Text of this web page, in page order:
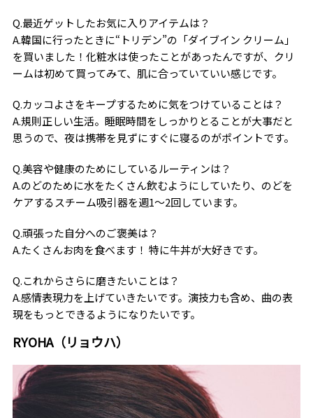
Q.最近ゲットしたお気に入りアイテムは？
A.韓国に行ったときに“トリデン”の「ダイブイン クリーム」
を買いました！化粧水は使ったことがあったんですが、クリ
ームは初めて買ってみて、肌に合っていていい感じです。
Q.カッコよさをキープするために気をつけていることは？
A.規則正しい生活。睡眠時間をしっかりとることが大事だと
思うので、夜は携帯を見ずにすぐに寝るのがポイントです。
Q.美容や健康のためにしているルーティンは？
A.のどのために水をたくさん飲むようにしていたり、のどを
ケアするスチーム吸引器を週1〜2回しています。
Q.頑張った自分へのご褒美は？
A.たくさんお肉を食べます！ 特に牛丼が大好きです。
Q.これからさらに磨きたいことは？
A.感情表現力を上げていきたいです。演技力も含め、曲の表
現をもっとできるようになりたいです。
RYOHA（リョウハ）